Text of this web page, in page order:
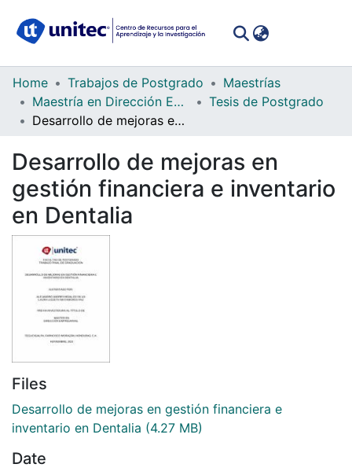
Communities
Collections
All of DSpace
Statistics
Home Trabajos de Postgrado
Maestrías
Maestría en Dirección Empresarial
Tesis de Postgrado
Desarrollo de mejoras en gestión financiera e inventario en Dentalia
Desarrollo de mejoras en
gestión financiera e inventario
en Dentalia
Files
Desarrollo de mejoras en gestión financiera e
inventario en Dentalia (4.27 MB)
Date